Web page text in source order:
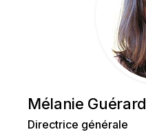
Mélanie Guérard
Directrice générale